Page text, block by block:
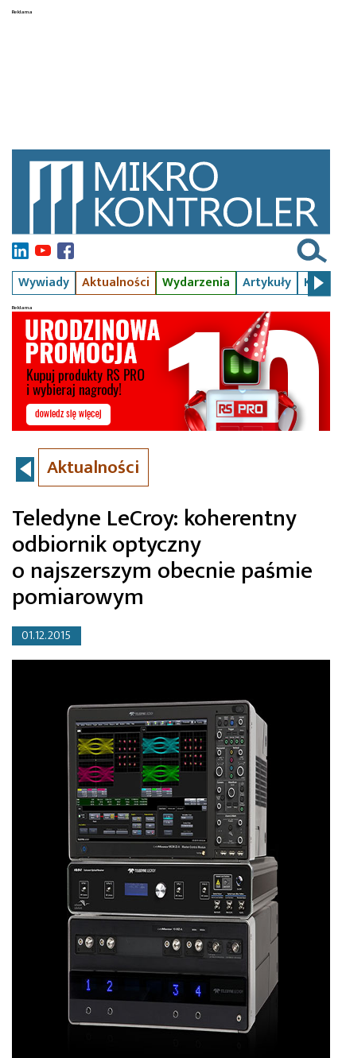
Wywiady Aktualności Wydarzenia Artykuły Kursy
Aktualności
Teledyne LeCroy: koherentny
odbiornik optyczny
o najszerszym obecnie paśmie
pomiarowym
01.12.2015